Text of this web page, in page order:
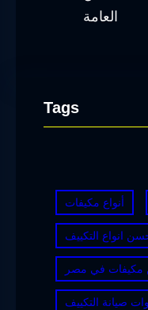
Tags
أنواع مكيفات
انواع التكييف
مكيفات في مصر
صيانة التكييف